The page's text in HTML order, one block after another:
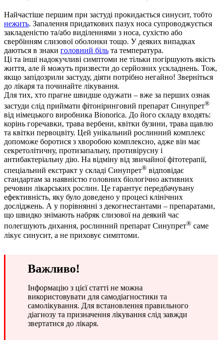
Найчастіше першим при застуді прокидається синусит, тобто
нежить. Запалення придаткових пазух носа супроводжується
закладеністю та/або виділеннями з носа, сухістю або
свербінням слизової оболонки тощо. У деяких випадках
даються в знаки головний біль та температура.
Ці та інші надокучливі симптоми не тільки погіршують якість
життя, але й можуть призвести до серйозних ускладнень. Тож,
якщо запідозрили застуду, діяти потрібно негайно! Зверніться
до лікаря та починайте лікування.
Для тих, хто прагне швидше одужати – вже за перших ознак
застуди слід приймати фітоніринговий препарат Синупрет®
від німецького виробника Bionorica. До його складу входять:
корінь горечавки, трава вербени, квітки бузини, трава щавлю
та квітки первоцвіту. Цей унікальний рослинний комплекс
допоможе боротися з хворобою комплексно, адже він має
секретолітичну, протизапальну, противірусну і
антибактеріальну дію. На відміну від звичайної фітотерапії,
спеціальний екстракт у складі Синупрет® відповідає
стандартам за наявністю головних біологічно активних
речовин лікарських рослин. Це гарантує передбачувану
ефективність, яку було доведено у процесі клінічних
досліджень. А у порівнянні з декогнестантами – препаратами,
що швидко знімають набряк слизової на деякий час
полегшують дихання, рослинний препарат Синупрет® саме
лікує синусит, а не приховує симптоми.
Важливо!
Інформацію з цієї статті не можна
використовувати для самодіагностики та
самолікування. Для встановлення правильного
діагнозу та призначення лікування слід завжди
звертатися до лікаря.